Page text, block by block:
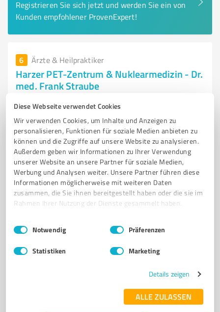
Diese Webseite verwendet Cookies
Wir verwenden Cookies, um Inhalte und Anzeigen zu
personalisieren, Funktionen für soziale Medien anbieten zu
können und die Zugriffe auf unsere Website zu analysieren.
Außerdem geben wir Informationen zu Ihrer Verwendung
unserer Website an unsere Partner für soziale Medien,
Werbung und Analysen weiter. Unsere Partner führen diese
Informationen möglicherweise mit weiteren Daten
zusammen, die Sie ihnen bereitgestellt haben oder die sie im
Rahmen Ihrer Nutzung der Dienste gesammelt haben.
Impressum Datenschutzbestimmungen
Einwilligungsauswahl
Notwendig Präferenzen
Statistiken Marketing
Details zeigen
ALLE ZULASSEN
Registrieren Sie sich jetzt und werden Sie ein von
Kunden empfohlener ProvenExpert!
6 Ärzte & Heilpraktiker
Harzer PET-Zentrum & Nuklearmedizin - Dr.
med. Frank Straube
Nuklearmedizin und PET-Diagnostik im Harzer PET-
NUKLEARMEDIZIN PET DIAGNOSTIK GESUNDHEIT KREBS
BILDGEBUNG PATIENTENBETREUUNG GOSLAR TRACER
SICHERHEIT FACHKOMPETENZ TERMINVERGABE
Kösliner Str. 12, 38642 Goslar
Tel. 05321 34900
info@nuklearmedizin-harz.de
www.nuklearmedizin-harz.de/
4,40 / 5,00
Gemeinschaftspraxis Dr. med. Nikolas